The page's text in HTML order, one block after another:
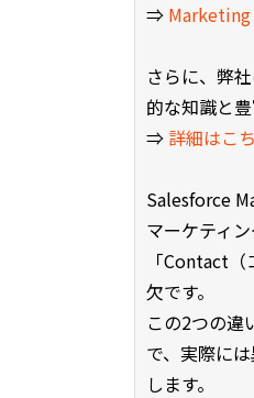
⇒ Marketing
さらに、弊
的な知識と
⇒ 詳細はこ
Salesforce
マーケティ
「Contact
欠です。
この2つの違
で、実際に
します。